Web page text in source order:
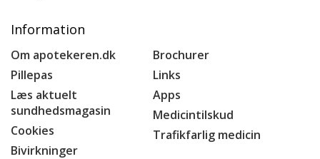
Information
Om apotekeren.dk
Pillepas
Læs aktuelt
sundhedsmagasin
Cookies
Bivirkninger
Brochurer
Links
Apps
Medicintilskud
Trafikfarlig medicin